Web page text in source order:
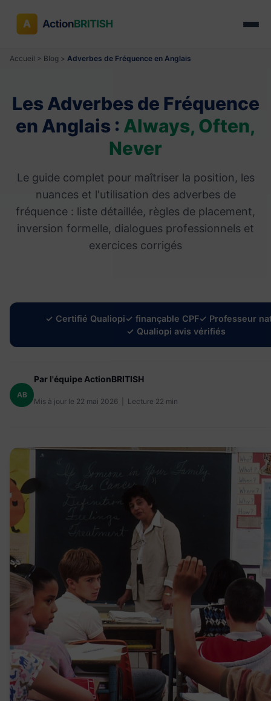
Accueil > Blog > Adverbes de Fréquence en Anglais
Les Adverbes de Fréquence
en Anglais : Always, Often,
Never
Le guide complet pour maîtriser la position, les
nuances et l'utilisation des adverbes de
fréquence : liste détaillée, règles de placement,
inversion formelle, dialogues professionnels et
exercices corrigés
✓ Certifié Qualiopi✓ finançable CPF✓ Professeur
✓ Qualiopi avis vérifiés
AB
Par l'équipe ActionBRITISH
Mis à jour le 22 mai 2026 | Lecture 22 min